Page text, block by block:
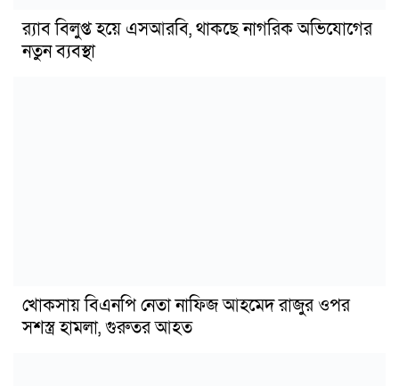
র‍্যাব বিলুপ্ত হয়ে এসআরবি, থাকছে নাগরিক অভিযোগের
নতুন ব্যবস্থা
খোকসায় বিএনপি নেতা নাফিজ আহমেদ রাজুর ওপর
সশস্ত্র হামলা, গুরুতর আহত